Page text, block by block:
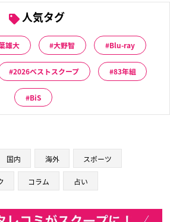
人気タグ
雄大 大野智 Blu-ray
2026ベストスクープ 83年組
BiS
国内 海外 スポーツ
コラム 占い